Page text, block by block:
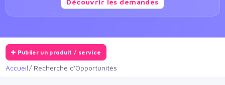
Publier un produit / service
Accueil Recherche d'Opportunités